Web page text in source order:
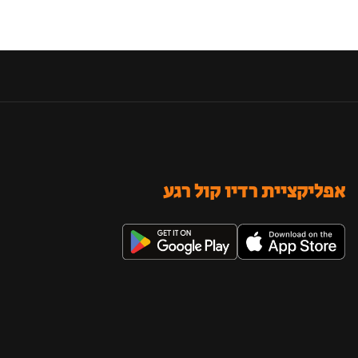
אפליקציית רדיו קול רגע